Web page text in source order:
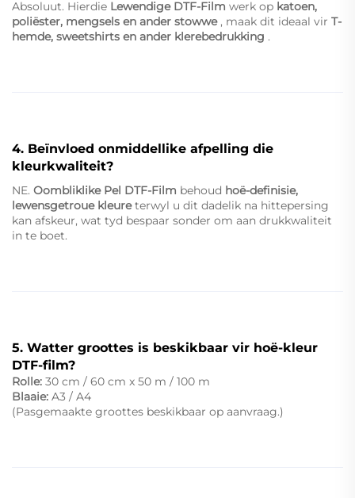
Absoluut. Hierdie Lewendige DTF-Film werk op katoen,
poliëster, mengsels en ander stowwe , maak dit ideaal vir T-
hemde, sweetshirts en ander klerebedrukking .
4. Beïnvloed onmiddellike afpelling die
kleurkwaliteit?
NE. Oombliklike Pel DTF-Film behoud hoë-definisie,
lewensgetroue kleureterwyl u dit dadelik na hittepersing
kan afskeur, wat tyd bespaar sonder om aan drukkwaliteit
in te boet.
5. Watter groottes is beskikbaar vir hoë-kleur
DTF-film?
Rolle: 30 cm / 60 cm x 50 m / 100 m
Blaaie: A3 / A4
(Pasgemaakte groottes beskikbaar op aanvraag.)